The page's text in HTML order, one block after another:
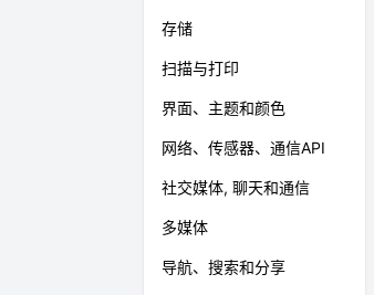
存储
扫描与打印
界面、主题和颜色
网络、传感器、通信API
社交媒体, 聊天和通信
多媒体
导航、搜索和分享